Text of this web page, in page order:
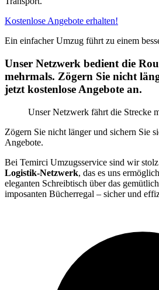
Kostenlose Angebote erhalten!
Ein einfacher Umzug führt zu einem
Unser Netzwerk bedient die
mehrmals. Zögern Sie nicht
jetzt kostenlose Angebote an.
Unser Netzwerk fährt die Strecke
Zögern Sie nicht länger und sichern Sie
Angebote.
Bei Temirci Umzugsservice sind wir
Logistik-Netzwerk, das es uns
eleganten Schreibtisch über das
imposanten Bücherregal – sicher und